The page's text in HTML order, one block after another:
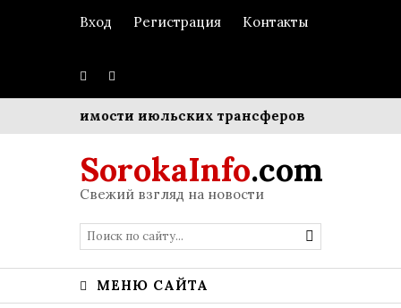
Вход Регистрация Контакты
стоимости июльских трансферов Пополнение
SorokaInfo.com
Свежий взгляд на новости
МЕНЮ САЙТА